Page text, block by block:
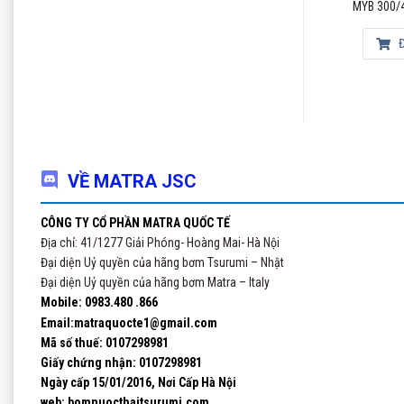
MYB
VỀ MATRA JSC
CÔNG TY CỔ PHẦN MATRA QUỐC TẾ
Địa chỉ: 41/1277 Giải Phóng- Hoàng Mai- Hà Nội
Đại diện Uỷ quyền của hãng bơm Tsurumi – Nhật
Đại diện Uỷ quyền của hãng bơm Matra – Italy
Mobile: 0983.480 .866
Email:matraquocte1@gmail.com
Mã số thuế: 0107298981
Giấy chứng nhận: 0107298981
Ngày cấp 15/01/2016, Nơi Cấp Hà Nội